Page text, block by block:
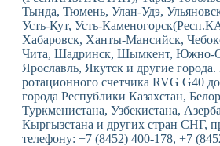
Тында, Тюмень, Улан-Удэ,
Усть-Кут, Усть-
Хабаровск, Ханты-Мансийск,
Чита, Шадринск, Шымкент, Южно-
Ярославль, Якутск и другие
ротационного счетчика RVG G40
города Республики Казахстан,
Туркменистана, Узбекистана,
Кыргызстана и других стран СНГ,
телефону: +7 (8452) 400-178, +7